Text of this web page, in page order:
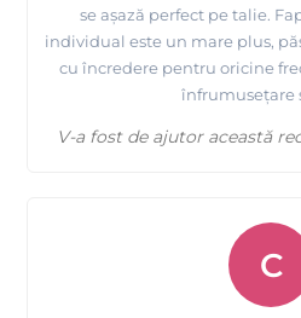
se așază perfect pe talie.
individual este un mare plus,
cu încredere pentru oricine
înfrumusețare
V-a fost de ajutor această
C